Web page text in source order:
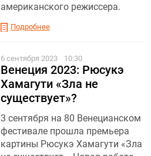
американского режиссера.
Подробнее
6 сентября 2023 10:30
Венеция 2023: Рюсукэ
Хамагути «Зла не
существует»?
3 сентября на 80 Венецианском
фестивале прошла премьера
картины Рюсукэ Хамагути «Зла